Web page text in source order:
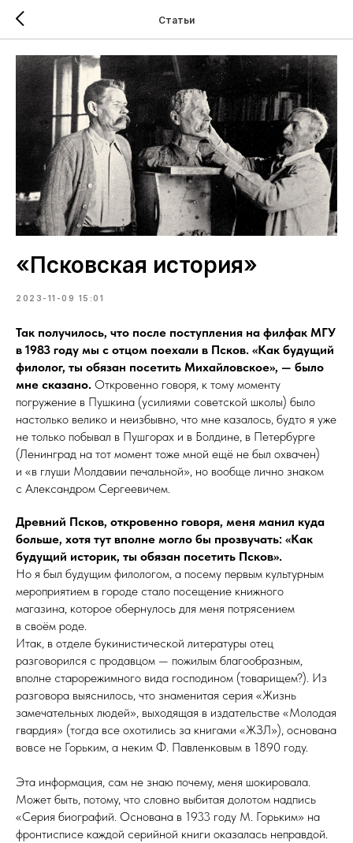
Статьи
«Псковская история»
2023-11-09 15:01
Так получилось, что после поступления на филфак МГУ
в 1983 году мы с отцом поехали в Псков. «Как будущий
филолог, ты обязан посетить Михайловское», — было
мне сказано. Откровенно говоря, к тому моменту
погружение в Пушкина (усилиями советской школы) было
настолько велико и неизбывно, что мне казалось, будто я уже
не только побывал в Пушгорах и в Болдине, в Петербурге
(Ленинград на тот момент тоже мной ещё не был охвачен)
и «в глуши Молдавии печальной», но вообще лично знаком
с Александром Сергеевичем.
Древний Псков, откровенно говоря, меня манил куда
больше, хотя тут вполне могло бы прозвучать: «Как
будущий историк, ты обязан посетить Псков».
Но я был будущим филологом, а посему первым культурным
мероприятием в городе стало посещение книжного
магазина, которое обернулось для меня потрясением
в своём роде.
Итак, в отделе букинистической литературы отец
разговорился с продавцом — пожилым благо­образ­ным,
вполне старо­режим­но­го вида господином (товарищем?). Из
разговора выяснилось, что знаменитая серия «Жизнь
замечательных людей», выходящая в издательстве «Молодая
гвардия» (тогда все охотились за книгами «ЖЗЛ»), основана
вовсе не Горьким, а неким Ф. Павленковым в 1890 году.
Эта информация, сам не знаю почему, меня шокировала.
Может быть, потому, что словно выбитая долотом надпись
«Серия биографий. Основана в 1933 году М. Горьким» на
фрон­тис­пи­се каждой серийной книги оказалась неправдой.